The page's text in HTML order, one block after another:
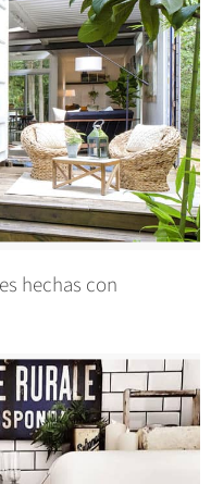
hechas con